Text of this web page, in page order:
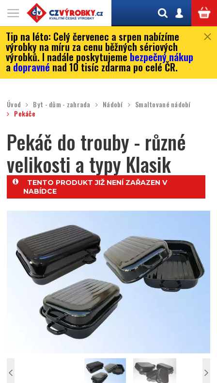
Tip na léto: Celý červenec a srpen nabízíme
výrobky na míru za cenu běžných sériových
výrobků. I nadále poskytujeme bezpečný nákup
adopravné nad 10 tisíc zdarma po celé ČR.
Úvod Byt - dům - zahrada Nádobí
Smaltované nádobí
Pekáče
Pekáč do trouby - různé
velikosti a typy Klasik
TENTO PRODUKT JIŽ NENÍ ZAŘAZEN V
NABÍDCE